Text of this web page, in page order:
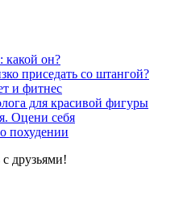
какой он?
приседать со штангой?
и фитнес
для красивой фигуры
Оцени себя
похудении
друзьями!